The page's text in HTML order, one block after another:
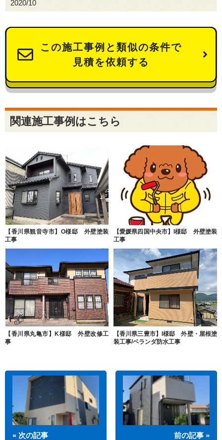
2020/10
この施工事例と類似の条件で
見積を依頼する
関連施工事例はこちら
【香川県観音寺市】O様邸 外壁塗装
工事
【愛媛県四国中央市】I様邸 外壁塗装
工事
【香川県丸亀市】K様邸 外壁改修工
事
【香川県三豊市】I様邸 外壁・屋根塗
装工事/ベランダ防水工事
« 次の記事
前の記事 »